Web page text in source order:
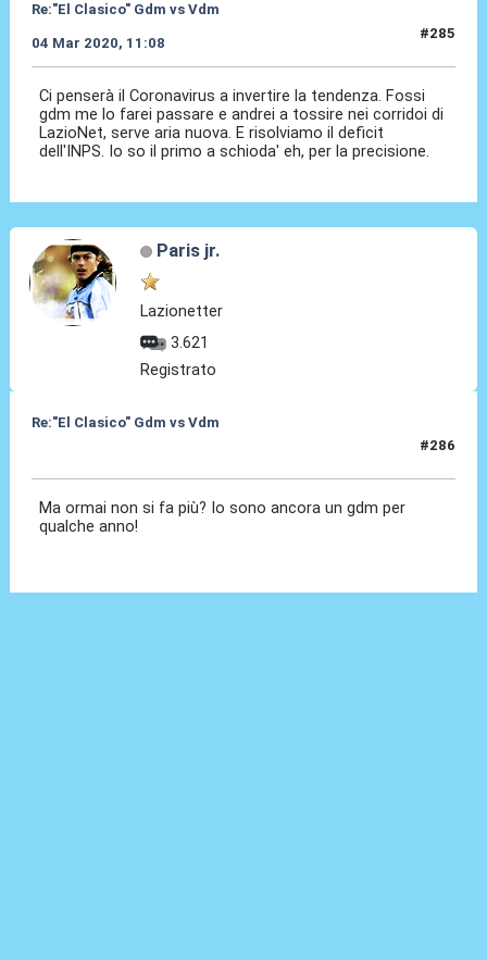
Re:"El Clasico" Gdm vs Vdm
04 Mar 2020, 11:08
#285
Ci penserà il Coronavirus a invertire la tendenza. Fossi
gdm me lo farei passare e andrei a tossire nei corridoi di
LazioNet, serve aria nuova. E risolviamo il deficit
dell'INPS. Io so il primo a schioda' eh, per la precisione.
Paris jr.
Lazionetter
3.621
Registrato
Re:"El Clasico" Gdm vs Vdm
#286
Ma ormai non si fa più? Io sono ancora un gdm per
qualche anno!